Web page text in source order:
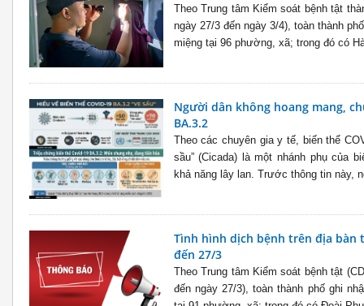
Theo Trung tâm Kiểm soát bệnh tật
ngày 27/3 đến ngày 3/4), toàn thành
miệng tại 96 phường, xã; trong đó có
Người dân không hoang mang,
BA.3.2
Theo các chuyên gia y tế, biến thể
sầu” (Cicada) là một nhánh phụ của
khả năng lây lan. Trước thông tin này,
Tình hình dịch bệnh trên địa bàn
đến 27/3
Theo Trung tâm Kiểm soát bệnh tật
đến ngày 27/3), toàn thành phố ghi